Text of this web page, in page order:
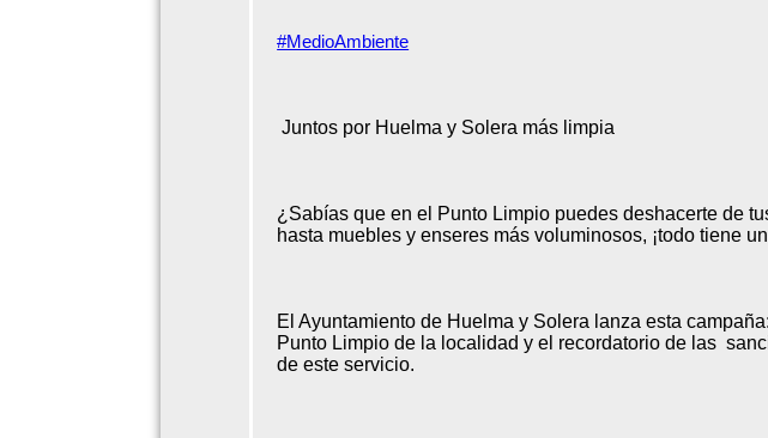
#MedioAmbiente
Juntos por Huelma y Solera más limpia
¿Sabías que en el Punto Limpio puedes deshacerte de
hasta muebles y enseres más voluminosos, ¡todo tiene
El Ayuntamiento de Huelma y Solera lanza esta
Punto Limpio de la localidad y el recordatorio de las
de este servicio.